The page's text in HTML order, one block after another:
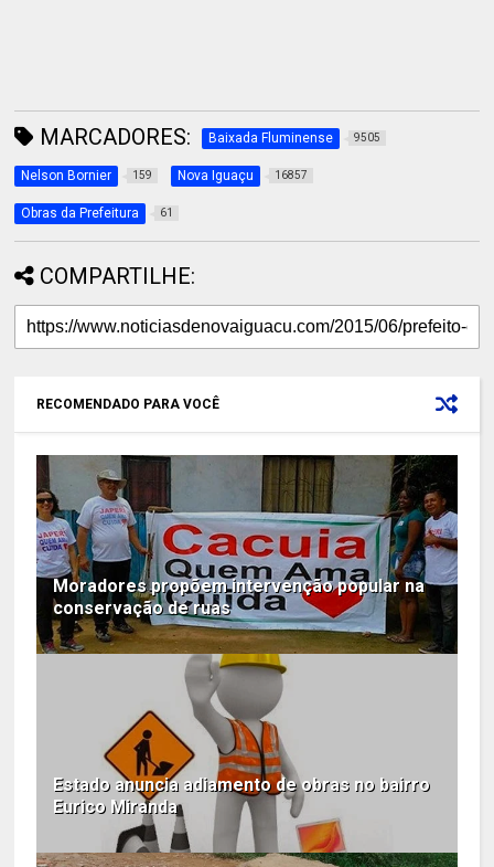
MARCADORES: Baixada Fluminense 9505
Nelson Bornier 159 Nova Iguaçu 16857
Obras da Prefeitura 61
COMPARTILHE:
RECOMENDADO PARA VOCÊ
Moradores propõem intervenção popular na
conservação de ruas
Estado anuncia adiamento de obras no bairro
Eurico Miranda